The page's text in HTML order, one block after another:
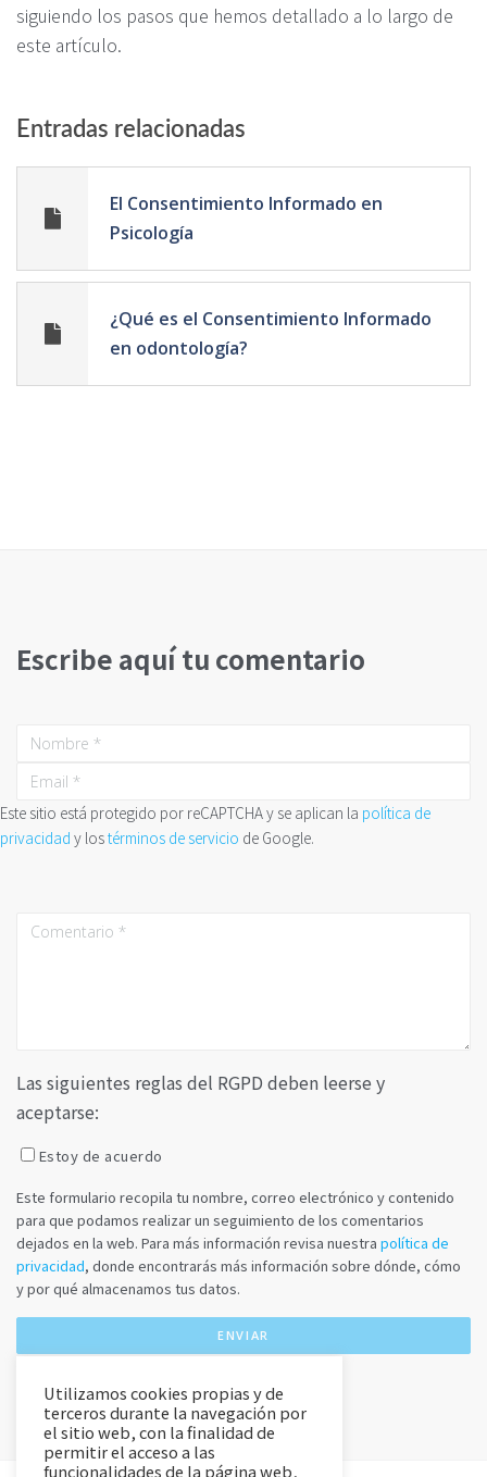
siguiendo los pasos que hemos detallado a lo largo de
este artículo.
Entradas relacionadas
El Consentimiento Informado en
Psicología
¿Qué es el Consentimiento Informado
en odontología?
Escribe aquí tu comentario
Este sitio está protegido por reCAPTCHA y se aplican la política de
privacidad y lostérminos de servicio de Google.
Las siguientes reglas del RGPD deben leerse y
aceptarse:
Estoy de acuerdo
Este formulario recopila tu nombre, correo electrónico y contenido
para que podamos realizar un seguimiento de los comentarios
dejados en la web. Para más información revisa nuestra política de
privacidad, donde encontrarás más información sobre dónde, cómo
y por qué almacenamos tus datos.
Utilizamos cookies propias y de
terceros durante la navegación por
el sitio web, con la finalidad de
permitir el acceso a las
funcionalidades de la página web,